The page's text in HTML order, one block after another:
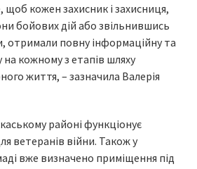
кожен захисник і захисниця,
бойових дій або звільнившись
отримали повну інформаційну та
на кожному з етапів шляху
життя, – зазначила Валерія
районі функціонує
ветеранів війни. Також у
вже визначено приміщення під